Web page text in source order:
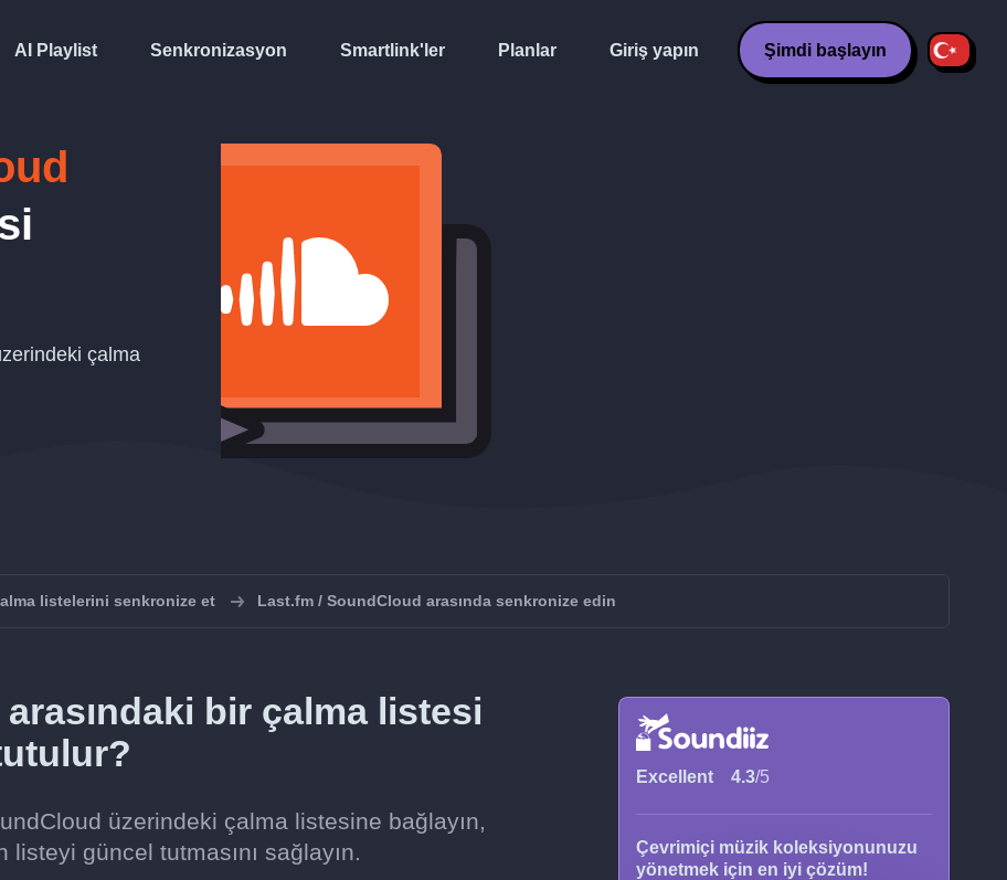
AI Playlist Senkronizasyon Smartlink'ler Planlar Giriş yapın Şimdi başlayın
çalma
listelerini senkronize et Last.fm / SoundCloud arasında senkronize edin
bir çalma listesi
üzerindeki çalma listesine bağlayın,
listeyi güncel tutmasını sağlayın.
Excellent 4.3/5
Çevrimiçi müzik koleksiyonunuzu
yönetmek için en iyi çözüm!